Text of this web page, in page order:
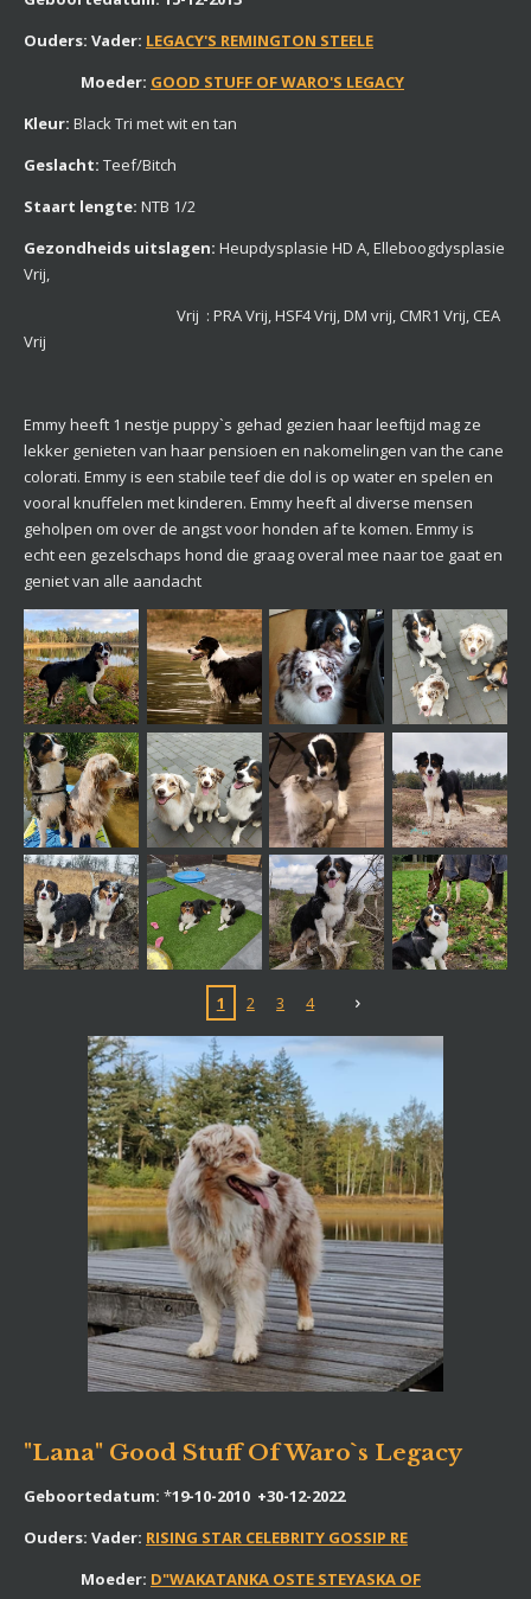
Ouders: Vader: LEGACY'S REMINGTON STEELE
Moeder: GOOD STUFF OF WARO'S LEGACY
Kleur: Black Tri met wit en tan
Geslacht: Teef/Bitch
Staart lengte: NTB 1/2
Gezondheids uitslagen: Heupdysplasie HD A, Elleboogdysplasie
Vrij,
Vrij : PRA Vrij, HSF4 Vrij, DM vrij, CMR1 Vrij, CEA
Vrij
Emmy heeft 1 nestje puppy`s gehad gezien haar leeftijd mag ze
lekker genieten van haar pensioen en nakomelingen van the cane
colorati. Emmy is een stabile teef die dol is op water en spelen en
vooral knuffelen met kinderen. Emmy heeft al diverse mensen
geholpen om over de angst voor honden af te komen. Emmy is
echt een gezelschaps hond die graag overal mee naar toe gaat en
geniet van alle aandacht
1 2 3 4
"Lana" Good Stuff Of Waro`s Legacy
Geboortedatum: *19-10-2010 +30-12-2022
Ouders: Vader: RISING STAR CELEBRITY GOSSIP RE
Moeder: D"WAKATANKA OSTE STEYASKA OF